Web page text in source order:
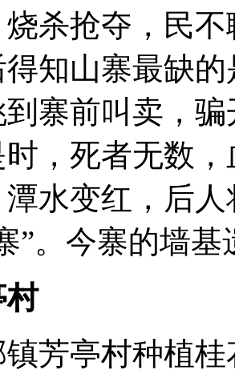
杀抢夺，民
知山寨最缺
到寨前叫卖，
，死者无数
水变红，后
”。今寨的墙
村
亭村种植桂